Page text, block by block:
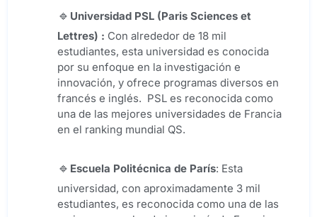
Universidad PSL (Paris Sciences et
Lettres) : Con alrededor de 18 mil
estudiantes, esta universidad es conocida
por su enfoque en la investigación e
innovación, y ofrece programas diversos en
francés e inglés. PSL es reconocida como
una de las mejores universidades de Francia
en el ranking mundial QS.
Escuela Politécnica de París: Esta
universidad, con aproximadamente 3 mil
estudiantes, es reconocida como una de las